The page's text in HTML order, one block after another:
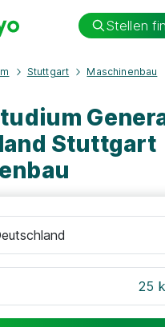
Stellen
Stuttgart Maschinenbau
Stuttgart
25